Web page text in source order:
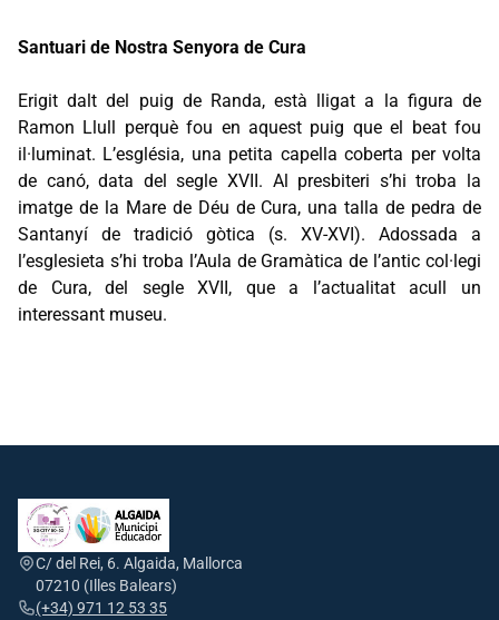
Santuari de Nostra Senyora de Cura
Erigit dalt del puig de Randa, està lligat a la figura de
Ramon Llull perquè fou en aquest puig que el beat fou
il·luminat. L’església, una petita capella coberta per volta
de canó, data del segle XVII. Al presbiteri s’hi troba la
imatge de la Mare de Déu de Cura, una talla de pedra de
Santanyí de tradició gòtica (s. XV-XVI). Adossada a
l’esglesieta s’hi troba l’Aula de Gramàtica de l’antic col·legi
de Cura, del segle XVII, que a l’actualitat acull un
interessant museu.
C/ del Rei, 6. Algaida, Mallorca
07210 (Illes Balears)
(+34) 971 12 53 35